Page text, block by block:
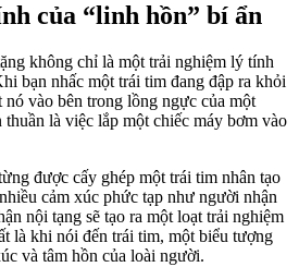
của “linh hồn” bí ẩn
không chỉ là một trải nghiệm lý tính
bạn nhấc một trái tim đang đập ra khỏi
vào bên trong lồng ngực của một
là việc lắp một chiếc máy bơm vào
được cấy ghép một trái tim nhân tạo
cảm xúc phức tạp như người nhận
nội tạng sẽ tạo ra một loạt trải nghiệm
là khi nói đến trái tim, một biểu tượng
và tâm hồn của loài người.